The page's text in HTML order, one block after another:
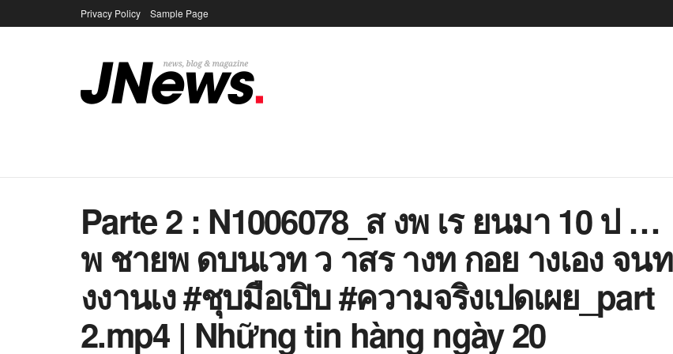
Privacy Policy Sample Page
Parte 2 : N1006078_ส งพ เร ยนมา 10 ป …
พ ชายพ ดบนเวท ว าสร างท กอย างเอง จนท
งงานเง #ชุบมือเปิบ #ความจริงเปดเผย_part
2.mp4 | Những tin hàng ngày 20